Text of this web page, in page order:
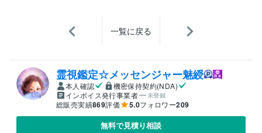
一覧に戻る
霊視鑑定☆メッセンジャー魅綬
本人確認
機密保持契約(NDA)
インボイス発行事業者
未登録
総販売実績869評価 5.0フォロワー209
無料で見積り相談